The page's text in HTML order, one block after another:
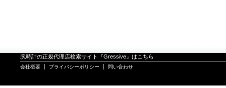
腕時計の正規代理店検索サイト『Gressive』はこちら
会社概要 プライバシーポリシー 問い合わせ